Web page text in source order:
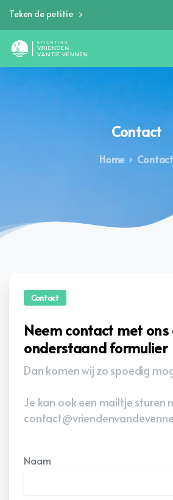
Teken de petitie
Contact
Home Contact
Contact
Neem contact met ons
onderstaand formulier
Dan komen wij zo spoedig
Je kan ook een mailtje sturen
Naam